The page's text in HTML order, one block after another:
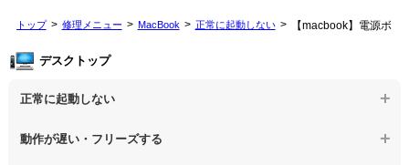
トップ 修理メニュー MacBook 正常に起動しない 【macbook】電源ボ
デスクトップ
正常に起動しない
【デスクトップPC】電源を押しても反応がない
動作が遅い・フリーズする